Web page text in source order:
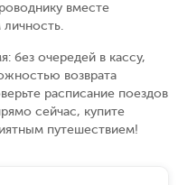
вместе
.
без очередей в кассу,
возврата
расписание поездов
сейчас, купите
путешествием!